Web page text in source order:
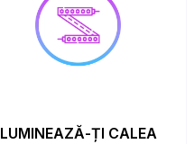
LUMINEAZĂ-ȚI CALEA